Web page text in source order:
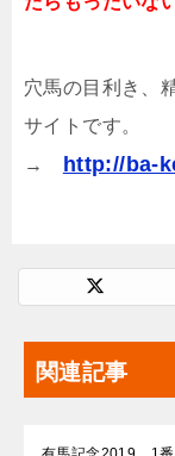
穴馬の目利き、
サイトです。
→
http://ba-
関連記事